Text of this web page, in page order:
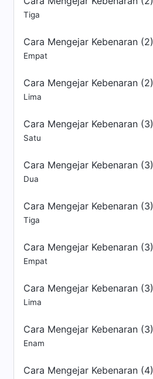
Tiga
Cara Mengejar Kebenaran (2)
Empat
Cara Mengejar Kebenaran (2)
Lima
Cara Mengejar Kebenaran (3)
Satu
Cara Mengejar Kebenaran (3)
Dua
Cara Mengejar Kebenaran (3)
Tiga
Cara Mengejar Kebenaran (3)
Empat
Cara Mengejar Kebenaran (3)
Lima
Cara Mengejar Kebenaran (3)
Enam
Cara Mengejar Kebenaran (4)